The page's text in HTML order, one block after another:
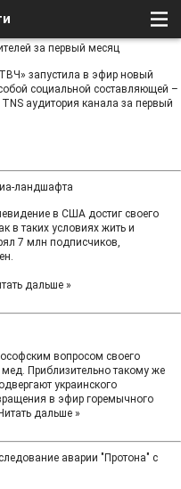
за первый месяц
запустила в эфир новый
социальной составляющей –
аудитория канала за первый
ландшафта
в США достиг своего
в таких условиях жить и
7 млн подписчиков,
дальше »
вопросом своего
Приблизительно такому же
украинского
в эфир горемычного
дальше »
аварии "Протона" с